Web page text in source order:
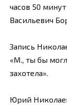
часов 50
Васильевич
Запись
«М., ты бы
захотела».
Юрий